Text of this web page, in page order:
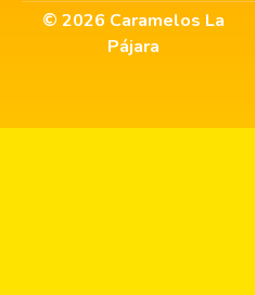
© 2026 Caramelos La
Pájara